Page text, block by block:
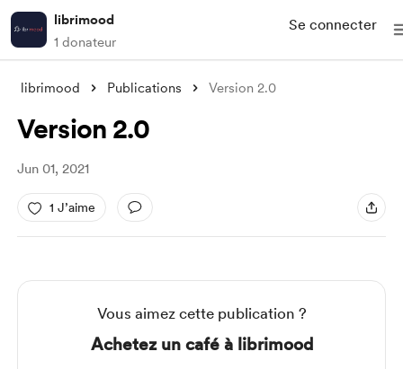
librimood
1 donateur
Se connecter
librimood Publications Version 2.0
Version 2.0
Jun 01, 2021
1 J’aime
Vous aimez cette publication ?
Achetez un café à librimood